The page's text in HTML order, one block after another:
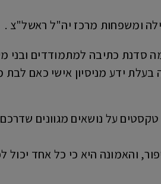
ומשפחות מרכז יה"ל ראשל"צ .
סדנת כתיבה למתמודדים ובני
בעלת ידע מניסיון אישי כאם
טקסטים על נושאים מגוונים
והאמונה היא כי כל אחד